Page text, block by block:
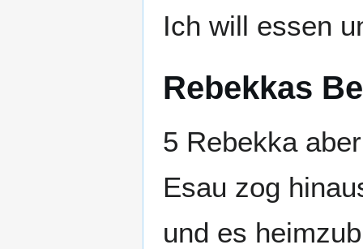
Ich will essen
Rebekkas
5 Rebekka
Esau zog
und es